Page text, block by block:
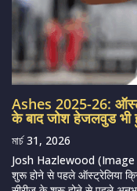
Ashes 2025-26:
के बाद जोश हेजलवुड भी
মার্চ 31, 2026
Josh Hazlewood
शुरू होने से पहले ऑस्ट्रेलिया